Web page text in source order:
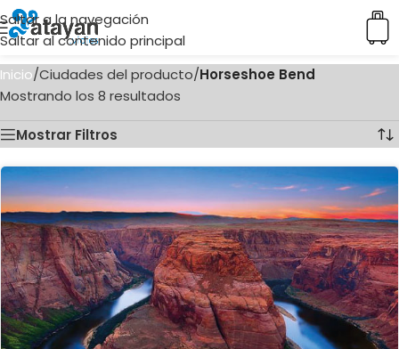
Saltar a la navegación
Saltar al contenido principal
Inicio/Ciudades del producto/Horseshoe Bend
Mostrando los 8 resultados
Mostrar Filtros